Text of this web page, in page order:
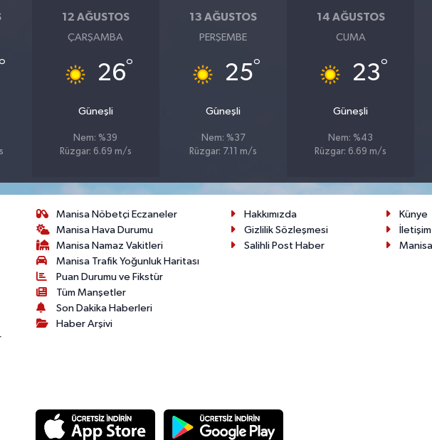
12 AĞUSTOS
ÇARŞAMBA
26°
Güneşli
Nem: %39
Rüzgar: 6.69 m/s
13 AĞUSTOS
PERŞEMBE
25°
Güneşli
Nem: %37
Rüzgar: 7.11 m/s
14 AĞUSTOS
CUMA
23°
Güneşli
Nem: %43
Rüzgar: 6.69 m/s
Manisa Nöbetçi Eczaneler
Manisa Hava Durumu
Manisa Namaz Vakitleri
Manisa Trafik Yoğunluk Haritası
Puan Durumu ve Fikstür
Tüm Manşetler
Son Dakika Haberleri
Haber Arşivi
Hakkımızda
Künye
Gizlilik Sözleşmesi
İletişim
Salihli Post Haber